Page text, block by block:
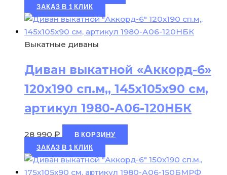
ЗАКАЗ В 1 КЛИК
Выкатные диваны
Диван выкатной «Аккорд-6»
120х190 сп.м,, 145х105х90 см,
артикул 1980-А06-120НБК
28 990 ₽
В КОРЗИНУ
ЗАКАЗ В 1 КЛИК